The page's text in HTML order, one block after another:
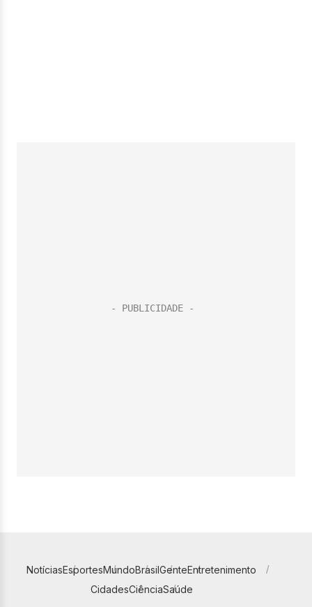
NotíciasEsportesMundoBrasilGenteEntretenimento
CidadesCiênciaSaúde